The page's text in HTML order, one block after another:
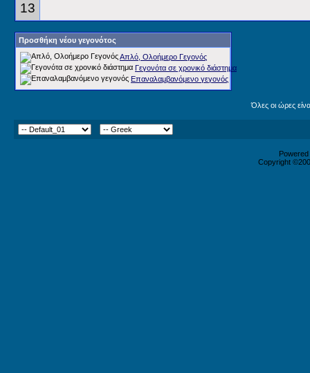
13
Προσθήκη νέου γεγονότος
Απλό, Ολοήμερο Γεγονός
Γεγονότα σε χρονικό διάστημα
Επαναλαμβανόμενο γεγονός
Όλες οι ώρες
Copyright